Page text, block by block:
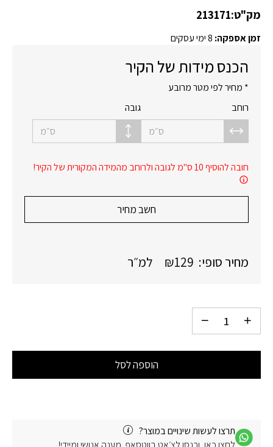
מק"ט:213171
זמן אספקה: 8 ימי עסקים
הכנס מידות של הקיר
* מחיר לפי מטר מרובע
רוחב
ס״מ
גובה
ס״מ
חובה להוסיף 10 ס"מ לגובה ולרוחב מהמידה המקורית של הקיר!
חשב מחיר
מחיר סופי: ₪129 למ״ר
הוספה לסל
תרצו לעשות שינויים במוצר?